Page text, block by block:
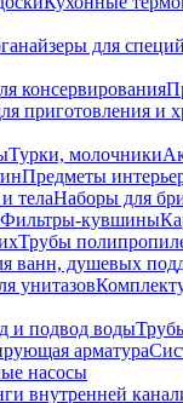
для специй
консервирования
приготовления и
Турки, молочники
Предметы
телаНаборы для
Фильтры-кувшины
Трубы
ванн, душевых
унитазов
и подвод воды
арматура
насосы
внутренней